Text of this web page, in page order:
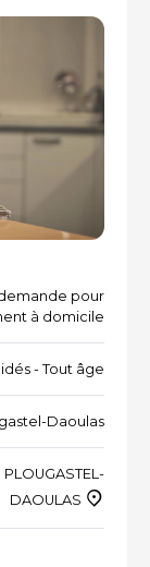
pour
à domicile
- Tout âge
Daoulas
DAOULAS